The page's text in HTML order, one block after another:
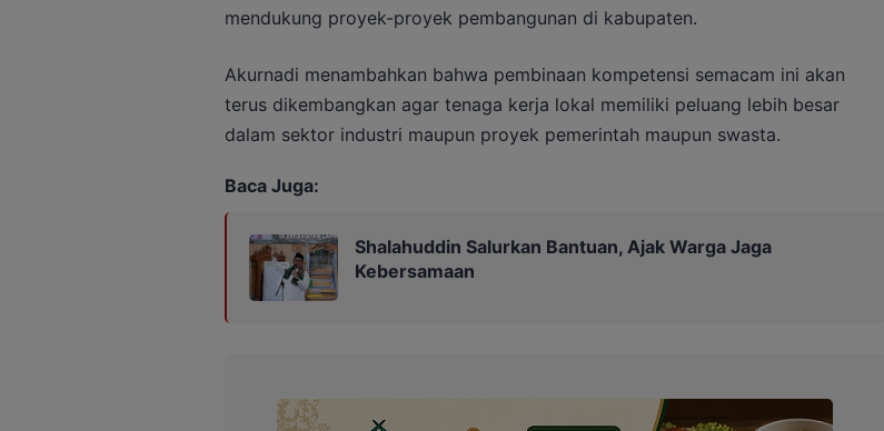
mendukung proyek-proyek pembangunan di kabupaten.
Akurnadi menambahkan bahwa pembinaan kompetensi semacam ini akan
terus dikembangkan agar tenaga kerja lokal memiliki peluang lebih besar
dalam sektor industri maupun proyek pemerintah maupun swasta.
Baca Juga:
Shalahuddin Salurkan Bantuan, Ajak Warga Jaga
Kebersamaan